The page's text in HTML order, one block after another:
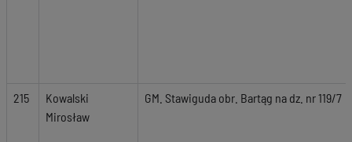
215
Kowalski
Mirosław
GM. Stawiguda obr. Bartąg na dz. nr 119/7